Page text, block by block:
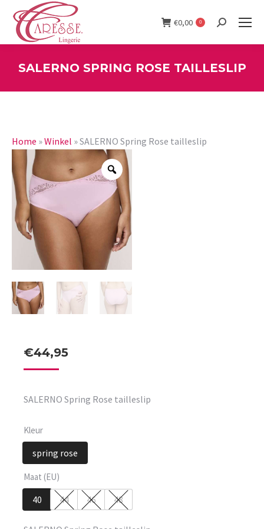
€0,00 0 Search:
SALERNO SPRING ROSE TAILLESLIP
Home »Winkel »SALERNO Spring Rose tailleslip
€44,95
SALERNO Spring Rose tailleslip
Kleur
spring rose
Maat (EU)
40 44 46 48